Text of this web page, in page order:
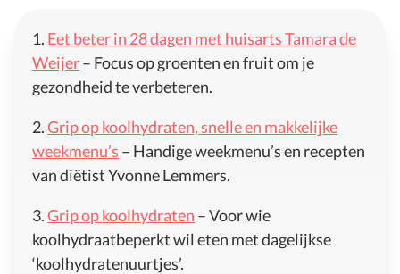
1. Eet beter in 28 dagen met huisarts Tamara de
Weijer– Focus op groenten en fruit om je
gezondheid te verbeteren.
2.Grip op koolhydraten, snelle en makkelijke
weekmenu’s – Handige weekmenu’s en recepten
van diëtist Yvonne Lemmers.
3.Grip op koolhydraten – Voor wie
koolhydraatbeperkt wil eten met dagelijkse
‘koolhydratenuurtjes’.